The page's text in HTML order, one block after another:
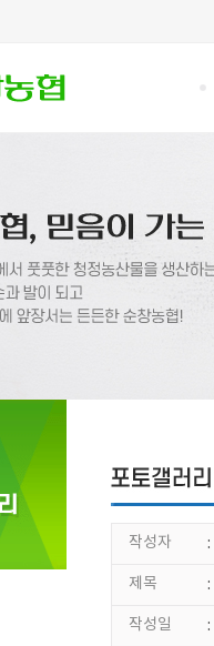
작성자 :
제목 :
작성일 :